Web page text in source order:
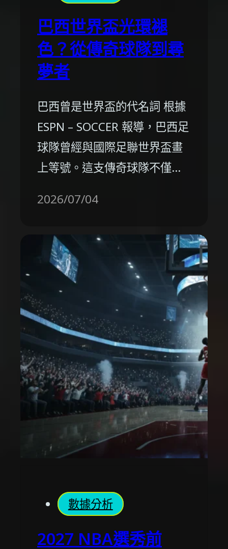
巴西世界盃光環褪
色？從傳奇球隊到尋
夢者
巴西曾是世界盃的代名詞 根據
ESPN – SOCCER 報導，巴西足
球隊曾經與國際足聯世界盃畫
上等號。這支傳奇球隊不僅…
2026/07/04
數據分析
2027 NBA選秀前